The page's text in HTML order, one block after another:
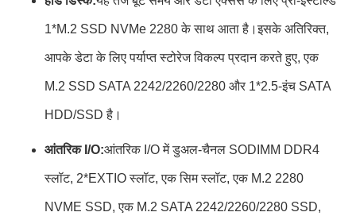
1*M.2 SSD NVMe 2280 के साथ आता है।इसके अतिरिक्त,
आपके डेटा के लिए पर्याप्त स्टोरेज विकल्प प्रदान करते हुए, एक
M.2 SSD SATA 2242/2260/2280 और 1*2.5-इंच SATA
HDD/SSD है।
आंतरिक I/O:आंतरिक I/O में डुअल-चैनल SODIMM DDR4
स्लॉट, 2*EXTIO स्लॉट, एक सिम स्लॉट, एक M.2 2280
NVME SSD, एक M.2 SATA 2242/2260/2280 SSD,